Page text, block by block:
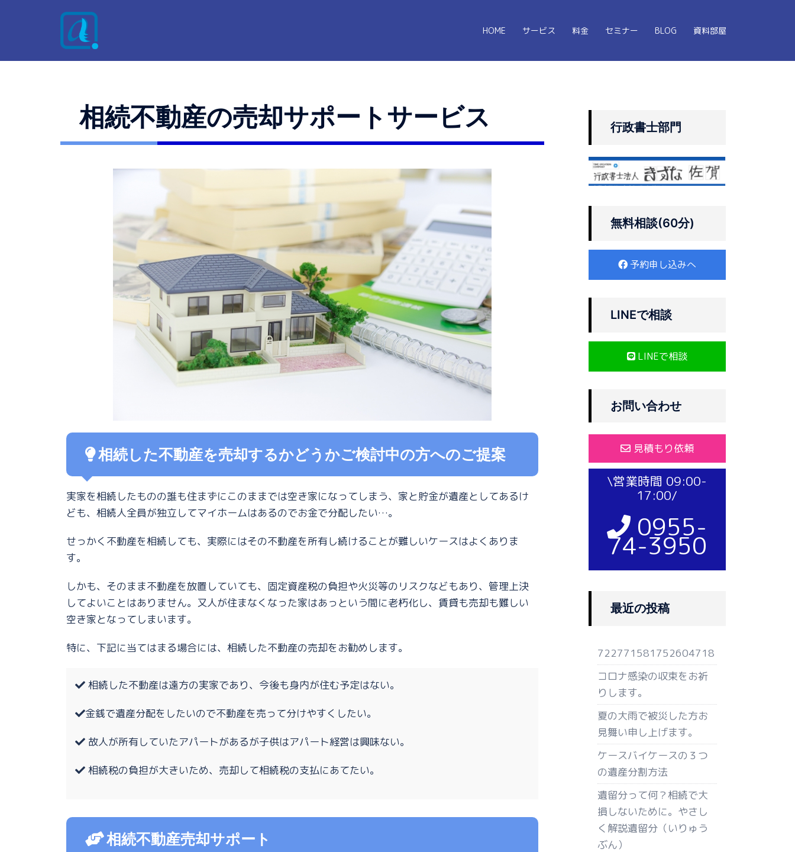
HOME サービス 料金 セミナー BLOG 資料部屋
相続不動産の売却サポートサービス
相続した不動産を売却するかどうかご検討中の方へのご提案
実家を相続したものの誰も住まずにこのままでは空き家になってしまう、家と貯金が遺産としてあるけ
ども、相続人全員が独立してマイホームはあるのでお金で分配したい…。
せっかく不動産を相続しても、実際にはその不動産を所有し続けることが難しいケースはよくありま
す。
しかも、そのまま不動産を放置していても、固定資産税の負担や火災等のリスクなどもあり、管理上決
してよいことはありません。又人が住まなくなった家はあっという間に老朽化し、賃貸も売却も難しい
空き家となってしまいます。
特に、下記に当てはまる場合には、相続した不動産の売却をお勧めします。
相続した不動産は遠方の実家であり、今後も身内が住む予定はない。
金銭で遺産分配をしたいので不動産を売って分けやすくしたい。
故人が所有していたアパートがあるが子供はアパート経営は興味ない。
相続税の負担が大きいため、売却して相続税の支払にあてたい。
相続不動産売却サポート
行政書士部門
無料相談(60分)
予約申し込みへ
LINEで相談
LINEで相談
お問い合わせ
見積もり依頼
\営業時間 09:00-
17:00/
0955-
74-3950
最近の投稿
722771581752604718
コロナ感染の収束をお祈
りします。
夏の大雨で被災した方お
見舞い申し上げます。
ケースバイケースの３つ
の遺産分割方法
遺留分って何？相続で大
損しないために。やさし
く解説遺留分（いりゅう
ぶん）